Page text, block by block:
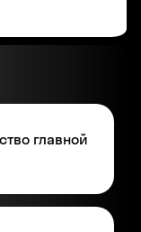
главной